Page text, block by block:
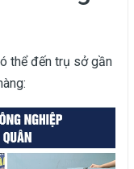
thể đến trụ sở gần